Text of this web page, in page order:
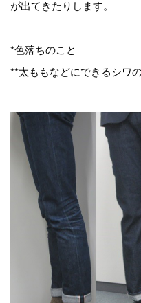
が出てきたりします。
*色落ちのこと
**太ももなどにできるシワ